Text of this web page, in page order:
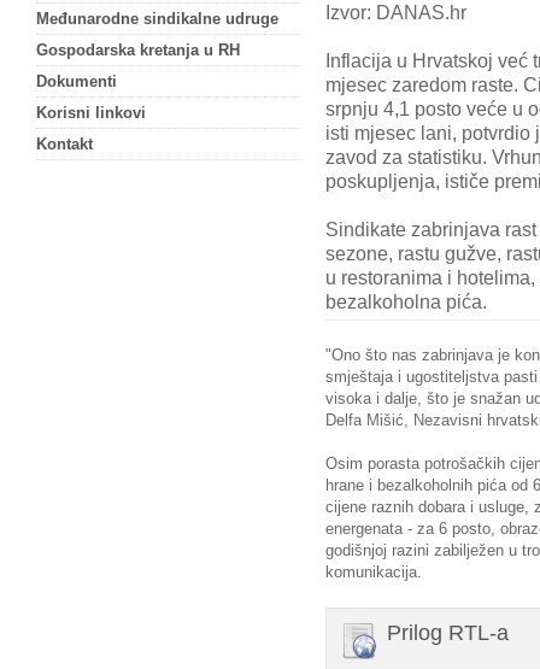
Izvor: DANAS.hr
Inflacija u Hrvatskoj već
mjesec zaredom raste.
srpnju 4,1 posto veće u
isti mjesec lani, potvrdio
zavod za statistiku.
poskupljenja, ističe
Sindikate zabrinjava
sezone, rastu gužve,
u restoranima i
bezalkoholna pića.
"Ono što nas zabrinjava je
smještaja i ugostiteljstva
visoka i dalje, što je snažan
Delfa Mišić, Nezavisni
Osim porasta potrošačkih
hrane i bezalkoholnih pića od
cijene raznih dobara i usluge,
energenata - za 6 posto,
godišnjoj razini zabilježen u
komunikacija.
Prilog RTL-a
Međunarodne sindikalne udruge
Gospodarska kretanja u RH
Dokumenti
Korisni linkovi
Kontakt